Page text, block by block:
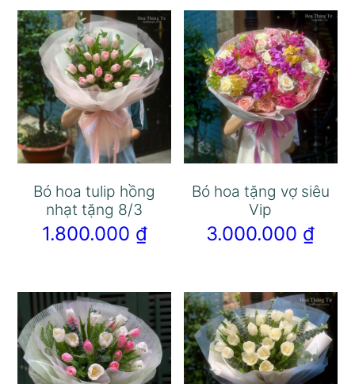
Bó hoa tulip hồng
nhạt tặng 8/3
1.800.000 ₫
Bó hoa tặng vợ siêu
Vip
3.000.000 ₫